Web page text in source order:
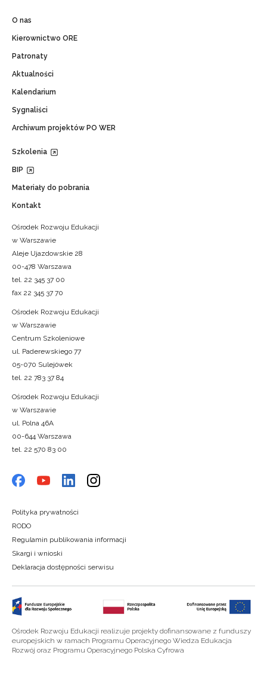
O nas
Kierownictwo ORE
Patronaty
Aktualności
Kalendarium
Sygnaliści
Archiwum projektów PO WER
Szkolenia
BIP
Materiały do pobrania
Kontakt
Ośrodek Rozwoju Edukacji
w Warszawie
Aleje Ujazdowskie 28
00-478 Warszawa
tel. 22 345 37 00
fax 22 345 37 70
Ośrodek Rozwoju Edukacji
w Warszawie
Centrum Szkoleniowe
ul. Paderewskiego 77
05-070 Sulejówek
tel. 22 783 37 84
Ośrodek Rozwoju Edukacji
w Warszawie
ul. Polna 46A
00-644 Warszawa
tel. 22 570 83 00
Polityka prywatności
RODO
Regulamin publikowania informacji
Skargi i wnioski
Deklaracja dostępności serwisu
Ośrodek Rozwoju Edukacji realizuje projekty dofinansowane z funduszy
europejskich w ramach Programu Operacyjnego Wiedza Edukacja
Rozwój oraz Programu Operacyjnego Polska Cyfrowa